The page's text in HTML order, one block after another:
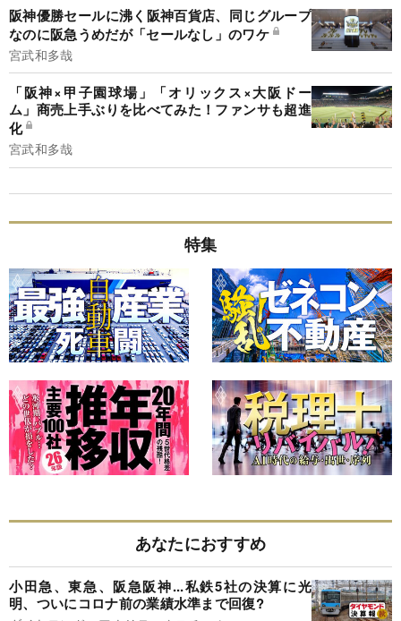
阪神優勝セールに沸く阪神百貨店、同じグループ
なのに阪急うめだが「セールなし」のワケ
宮武和多哉
「阪神×甲子園球場」「オリックス×大阪ドー
ム」商売上手ぶりを比べてみた！ファンサも超進
化
宮武和多哉
特集
あなたにおすすめ
小田急、東急、阪急阪神...私鉄5社の決算に光
明、ついにコロナ前の業績水準まで回復?